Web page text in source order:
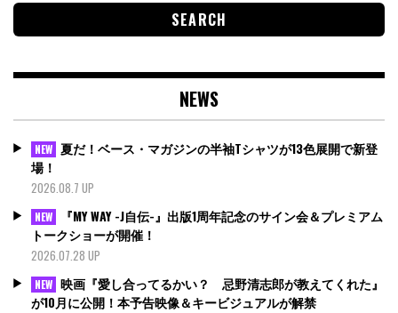
NEWS
NEW 夏だ！ベース・マガジンの半袖Tシャツが13色展開で新登
場！
2026.08.7 UP
NEW
『MY WAY -J自伝-』出版1周年記念のサイン会＆プレミアム
トークショーが開催！
2026.07.28 UP
NEW 映画『愛し合ってるかい？ 忌野清志郎が教えてくれた』
が10月に公開！本予告映像＆キービジュアルが解禁